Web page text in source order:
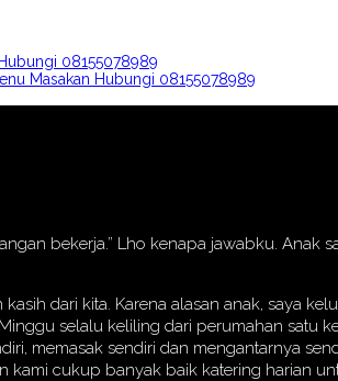
08155078989
Masakan Hubungi 08155078989
bekerja.” Lho kenapa jawabku.
dari kita. Karena alasan anak, saya
selalu keliling dari perumahan satu
memasak sendiri dan mengantarnya
cukup banyak baik katering harian